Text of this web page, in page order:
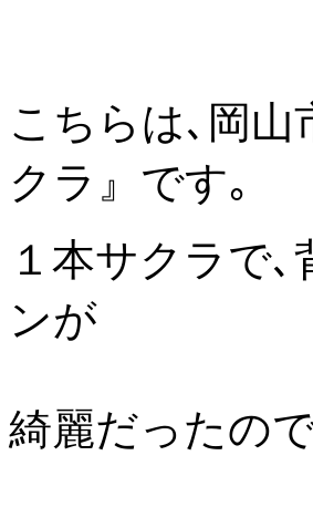
こちらは､岡山
クラ』です｡
１本サクラで
ンが
綺麗だったの